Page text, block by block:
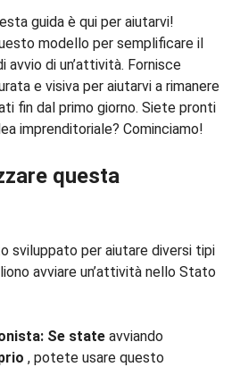
guida è qui per aiutarvi!
modello per semplificare il
di un’attività. Fornisce
e visiva per aiutarvi a rimanere
fin dal primo giorno. Siete pronti
imprenditoriale? Cominciamo!
questa
sviluppato per aiutare diversi tipi
avviare un’attività nello Stato
Se state avviando
, potete usare questo